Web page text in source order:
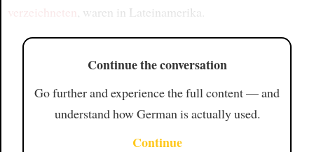
verzeichneten , waren in Lateinamerika.
Continue the conversation
Go further and experience the full content — and
understand how German is actually used.
Continue